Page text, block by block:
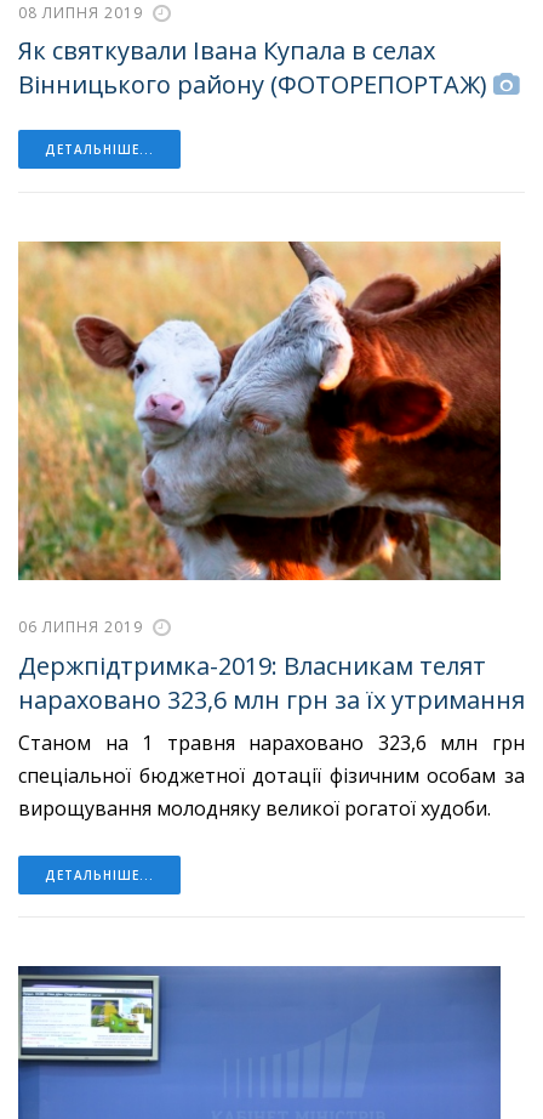
08 ЛИПНЯ 2019
Як святкували Івана Купала в селах
Вінницького району (ФОТОРЕПОРТАЖ)
ДЕТАЛЬНІШЕ...
06 ЛИПНЯ 2019
Держпідтримка-2019: Власникам телят
нараховано 323,6 млн грн за їх утримання
Станом на 1 травня нараховано 323,6 млн грн
спеціальної бюджетної дотації фізичним особам за
вирощування молодняку великої рогатої худоби.
ДЕТАЛЬНІШЕ...